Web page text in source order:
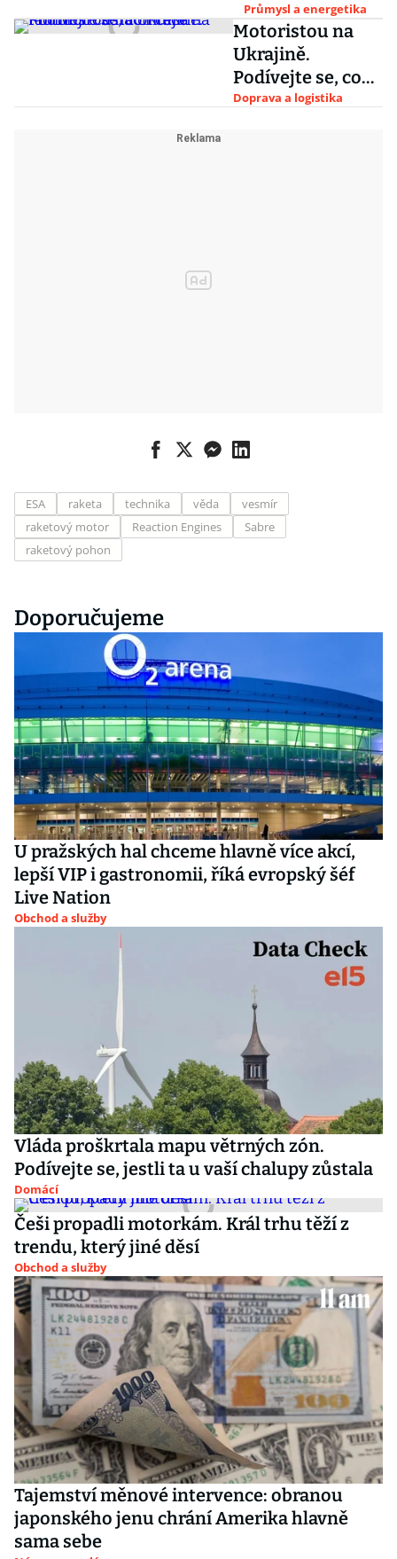
ty nejdivočejší
prototypy
sovětských
náklaďáků
Průmysl a energetika
Motoristou na
Ukrajině.
Podívejte se, co
řidiče na tamních
Doprava a logistika
ESA raketa technika věda
vesmír
raketový motor
Reaction Engines
Sabre
raketový pohon
Doporučujeme
U pražských hal chceme hlavně více akcí,
lepší VIP i gastronomii, říká evropský šéf
Live Nation
Obchod a služby
Vláda proškrtala mapu větrných zón.
Podívejte se, jestli ta u vaší chalupy zůstala
Domácí
Češi propadli motorkám. Král trhu těží z
trendu, který jiné děsí
Obchod a služby
Tajemství měnové intervence: obranou
japonského jenu chrání Amerika hlavně
sama sebe